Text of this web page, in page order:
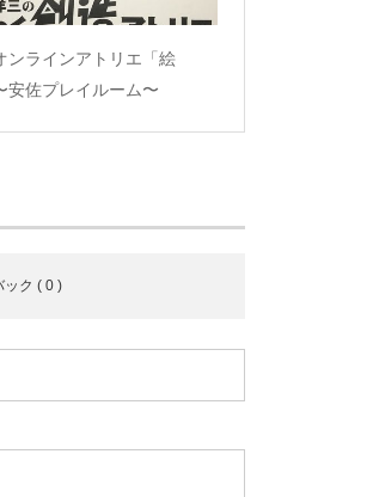
ンラインアトリエ「絵
佐プレイルーム〜
ック ( 0 )